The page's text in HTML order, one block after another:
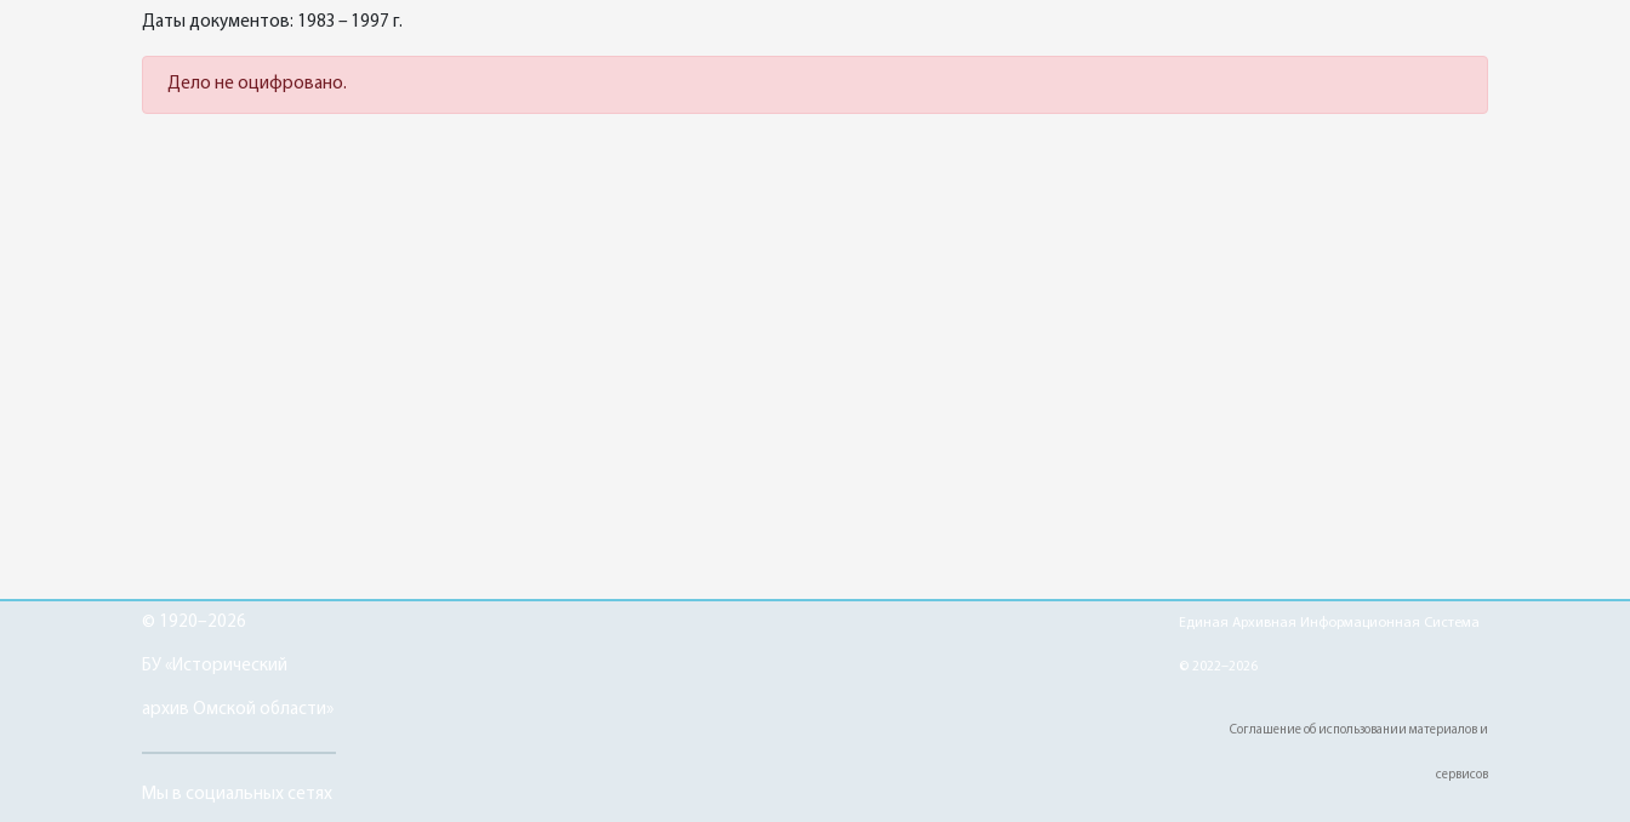
Даты документов: 1983 – 1997 г.
Дело не оцифровано.
© 1920–2026
БУ «Исторический
архив Омской области»
Мы в социальных сетях
Единая Архивная Информационная Система
© 2022–2026
Соглашение об использовании материалов и
сервисов